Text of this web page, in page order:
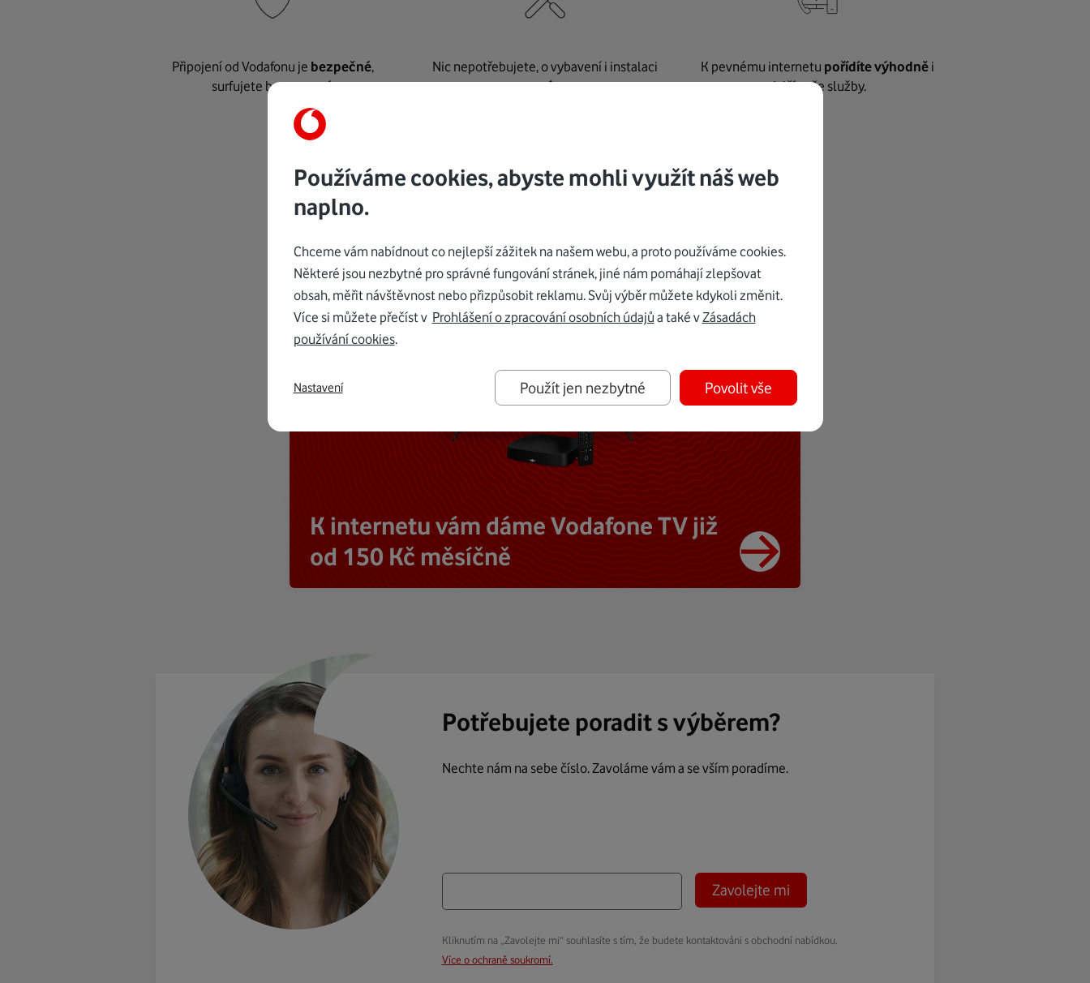
Připojení od Vodafonu je bezpečné,
surfujete bez starostí.
Nic nepotřebujete, o vybavení i instalaci
sepostaráme my.
K pevnému internetu pořídíte výhodněi
další naše služby.
Mohlo by vás zajímat
K internetu vám dáme Vodafone TV již
od 150 Kč měsíčně
Potřebujete poradit s výběrem?
Nechte nám na sebe číslo. Zavoláme vám a se vším poradíme.
Zavolejte mi
Kliknutím na „Zavolejte mi“ souhlasíte s tím, že budete kontaktováni s obchodní nabídkou.
Více o ochraně soukromí.
Používáme cookies, abyste mohli využít náš web
naplno.
Chceme vám nabídnout co nejlepší zážitek na našem webu, a proto používáme cookies.
Některé jsou nezbytné pro správné fungování stránek, jiné nám pomáhají zlepšovat
obsah, měřit návštěvnost nebo přizpůsobit reklamu. Svůj výběr můžete kdykoli změnit.
Více si můžete přečíst v Prohlášení o zpracování osobních údajů a také vZásadách
používání cookies.
Použít jen nezbytné Povolit vše
Nastavení